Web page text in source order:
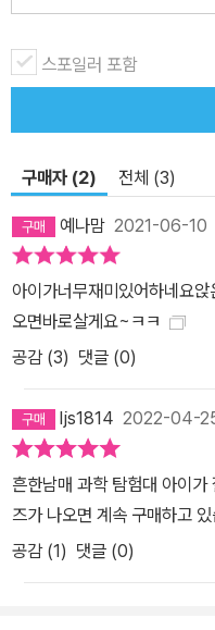
스포일러 포함
구매자 (2) 전체 (3)
예나맘 2021-06-10
아이가너무재미있어하네요
오면바로살게요~ㅋㅋ
공감 (3) 댓글 (0)
ljs1814 2022-04-
흔한남매 과학 탐험대 아이
즈가 나오면 계속 구매하고
공감 (1) 댓글 (0)